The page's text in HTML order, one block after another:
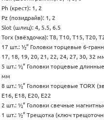
Ph (крест): 1, 2
Pz (позидрайв): 1, 2
Slot (шлиц): 4, 5.5, 6.5
Torx (звёздочка): T8, T10, T15, T20,
17 шт.: ½” Головки торцевые 6-
17, 18, 19, 20, 21, 22, 24, 27, 30, 32
5 шт.: ½” Головки торцевые
мм
8 шт.: ½” Головки торцевые TORX
E16, E18, E20, E22
2 шт.: ½” Головки свечные
1 шт.: ½” Трещотка (ключ